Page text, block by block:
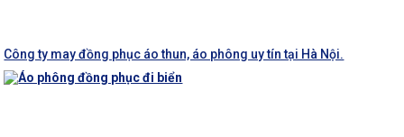
Công ty may đồng phục áo thun, áo phông uy tín tại Hà Nội.